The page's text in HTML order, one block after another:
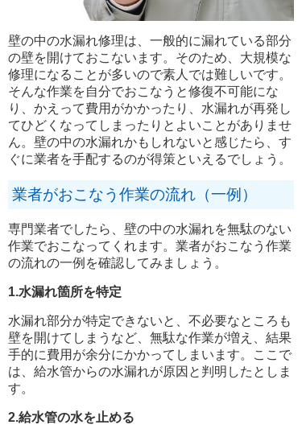
壁の中の水漏れ修理は、一般的に漏れている部分
の壁を開けておこないます。そのため、大規模な
修理になることが多いので素人では難しいです。
そんな作業を自分でおこなうと修復不可能にな
り、かえって費用がかかったり、水漏れが再発し
てひどくなってしまったりとよいことがありませ
ん。壁の中の水漏れかもしれないと感じたら、す
ぐに業者を手配するのが得策といえるでしょう。
業者がおこなう作業の流れ（一例）
専門業者でしたら、壁の中の水漏れを無駄のない
作業でおこなってくれます。業者がおこなう作業
の流れの一例を確認してみましょう。
1.水漏れ箇所を特定
水漏れ部分が特定できないと、不必要なところも
壁を開けてしまうなど、無駄な作業が増え、結果
手的に費用が余分にかかってしまいます。ここで
は、給水管からの水漏れが原因と判明したとしま
す。
2.給水管の水を止める